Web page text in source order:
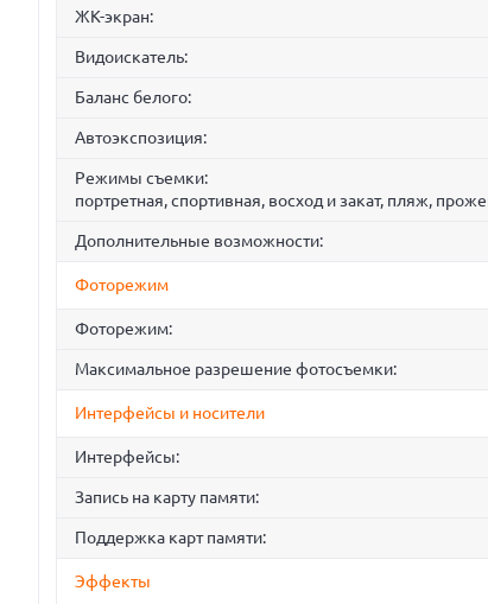
ЖК-экран:
Видоискатель:
Баланс белого:
Автоэкспозиция:
Режимы съемки:
портретная, спортивная, восход и закат, пляж,
Дополнительные возможности:
Фоторежим
Фоторежим:
Максимальное разрешение фотосъемки:
Интерфейсы и носители
Интерфейсы:
Запись на карту памяти:
Поддержка карт памяти:
Эффекты